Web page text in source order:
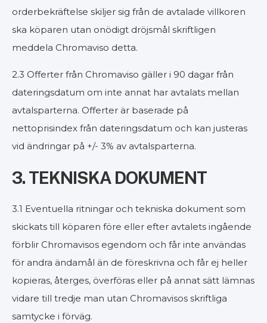
orderbekräftelse skiljer sig från de avtalade villkoren
ska köparen utan onödigt dröjsmål skriftligen
meddela Chromaviso detta.
2.3 Offerter från Chromaviso gäller i 90 dagar från
dateringsdatum om inte annat har avtalats mellan
avtalsparterna. Offerter är baserade på
nettoprisindex från dateringsdatum och kan justeras
vid ändringar på +/- 3% av avtalsparterna.
3. TEKNISKA DOKUMENT
3.1 Eventuella ritningar och tekniska dokument som
skickats till köparen före eller efter avtalets ingående
förblir Chromavisos egendom och får inte användas
för andra ändamål än de föreskrivna och får ej heller
kopieras, återges, överföras eller på annat sätt lämnas
vidare till tredje man utan Chromavisos skriftliga
samtycke i förväg.